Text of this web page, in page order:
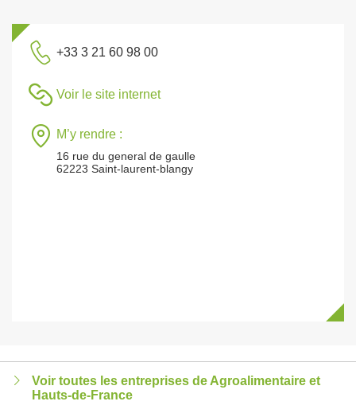
+33 3 21 60 98 00
Voir le site internet
M’y rendre :
16 rue du general de gaulle
62223 Saint-laurent-blangy
Voir toutes les entreprises de Agroalimentaire et
Hauts-de-France